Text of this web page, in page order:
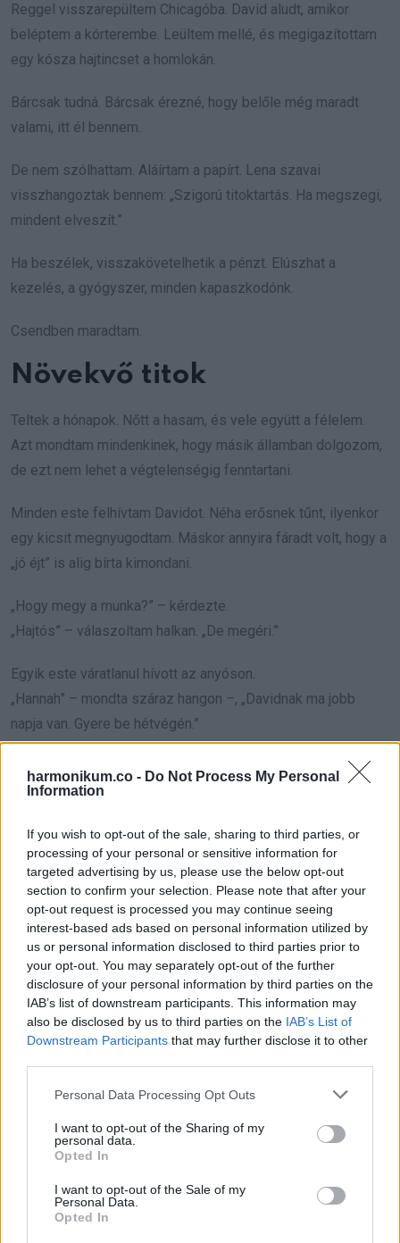
harmonikum.co - Do Not Process My Personal
Information
If you wish to opt-out of the sale, sharing to third parties, or
processing of your personal or sensitive information for
targeted advertising by us, please use the below opt-out
section to confirm your selection. Please note that after your
opt-out request is processed you may continue seeing
interest-based ads based on personal information utilized by
us or personal information disclosed to third parties prior to
your opt-out. You may separately opt-out of the further
disclosure of your personal information by third parties on the
IAB’s list of downstream participants. This information may
also be disclosed by us to third parties on the IAB’s List of
Downstream Participants that may further disclose it to other
Please note that this website/app uses one or more Google
not limited to your visit or usage behaviour. You may click to
grant or deny consent to Google and its third-party tags to
use your data for below specified purposes in below Google
consent section.
Personal Data Processing Opt Outs
I want to opt-out of the Sharing of my
personal data.
Opted In
I want to opt-out of the Sale of my
Personal Data.
Opted In
Reggel visszarepültem Chicagóba. David aludt, amikor
beléptem a kórterembe. Leültem mellé, és megigazítottam
egy kósza hajtincset a homlokán.
Bárcsak tudná. Bárcsak érezné, hogy belőle még maradt
valami, itt él bennem.
De nem szólhattam. Aláírtam a papírt. Lena szavai
visszhangoztak bennem: „Szigorú titoktartás. Ha megszegi,
mindent elveszít.”
Ha beszélek, visszakövetelhetik a pénzt. Elúszhat a
kezelés, a gyógyszer, minden kapaszkodónk.
Csendben maradtam.
Növekvő titok
Teltek a hónapok. Nőtt a hasam, és vele együtt a félelem.
Azt mondtam mindenkinek, hogy másik államban dolgozom,
de ezt nem lehet a végtelenségig fenntartani.
Minden este felhívtam Davidot. Néha erősnek tűnt, ilyenkor
egy kicsit megnyugodtam. Máskor annyira fáradt volt, hogy a
„jó éjt” is alig bírta kimondani.
„Hogy megy a munka?” – kérdezte.
„Hajtós” – válaszoltam halkan. „De megéri.”
Egyik este váratlanul hívott az anyóson.
„Hannah” – mondta száraz hangon –, „Davidnak ma jobb
napja van. Gyere be hétvégén.”
Mindig hűvös volt velem. Sosem tartott elég jónak a fiához.
igazgatta a takarót, kanállal etette a levest.
Az ajtóból figyeltem. A kezem ösztönösen a hasamra
csúszott.
Összeakadt a tekintetünk. Egy pillanatra úgy éreztem, tud
valamit. Mintha bűntudat villant volna a szemében.
A szülés
Kilenc hónappal azután, hogy Lena felhívott, visszatértem
Los Angelesbe.
A szülést ugyanott, a magánklinikán tervezték.
A fájások kora reggel indultak. Az ágy szélét szorítottam, és
sírtam. A nővér azt hitte, a fájdalom miatt. Pedig nem amiatt
Arra gondoltam, hogy David gyermekét hozom a világra, és